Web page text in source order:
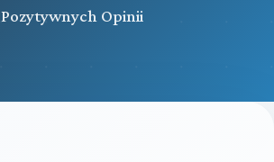
Pozytywnych Opinii